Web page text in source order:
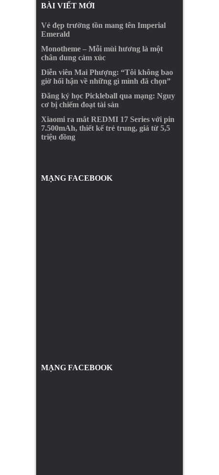
BÀI VIẾT MỚI
Vẻ đẹp trường tồn mang tên Imperial
Emerald
Monotheme – Mỗi mùi hương là một
chân dung cảm xúc
Diễn viên Mai Phượng: “Tôi không bao
giờ hối hận về những gì mình đã chọn”
Đăng ký học Pickleball qua mạng: Nguy
cơ bị chiếm đoạt tài sản
Xiaomi ra mắt REDMI 17 Series với pin
7.500mAh, thiết kế trẻ trung, giá từ 5,5
triệu đồng
MẠNG FACEBOOK
MẠNG FACEBOOK